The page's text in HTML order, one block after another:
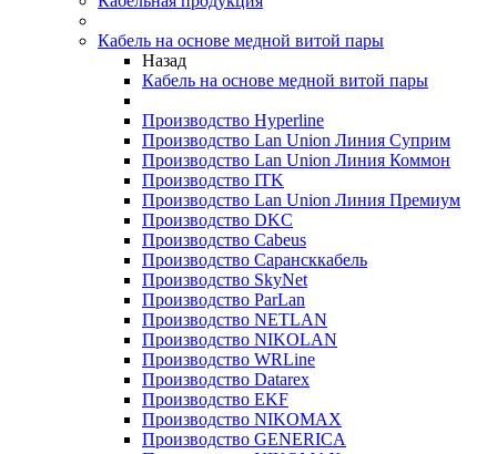
Кабель на основе медной витой пары
Назад
Кабель на основе медной витой пары
Производство Hyperline
Производство Lan Union Линия Суприм
Производство Lan Union Линия Коммон
Производство ITK
Производство Lan Union Линия Премиум
Производство DKC
Производство Cabeus
Производство Сарансккабель
Производство SkyNet
Производство ParLan
Производство NETLAN
Производство NIKOLAN
Производство WRLine
Производство Datarex
Производство EKF
Производство NIKOMAX
Производство GENERICA